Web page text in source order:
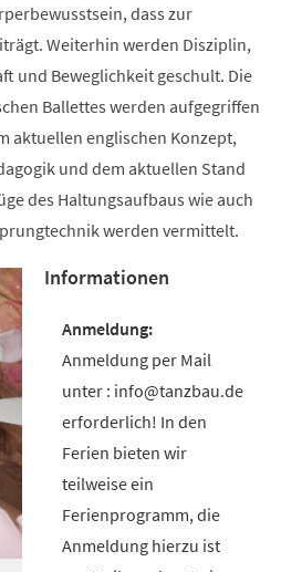
dass zur
Weiterhin werden Disziplin,
und Beweglichkeit geschult. Die
Ballettes werden aufgegriffen
aktuellen englischen Konzept,
und dem aktuellen Stand
des Haltungsaufbaus wie auch
werden vermittelt.
Informationen
Anmeldung per Mail
unter : info@tanzbau.de
erforderlich! In den
Ferien bieten wir
teilweise ein
Ferienprogramm, die
Anmeldung hierzu ist